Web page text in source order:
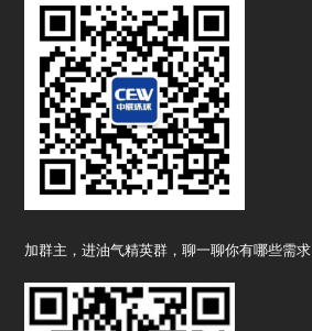
加群主，进油气精英群，聊一聊你有哪些需求